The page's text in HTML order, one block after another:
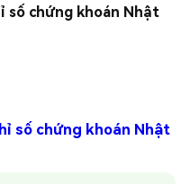
số chứng khoán Nhật
số chứng khoán Nhật